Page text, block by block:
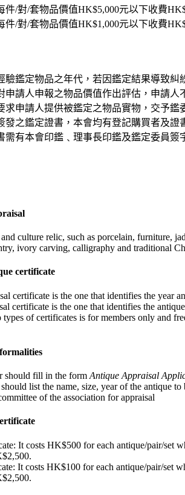
件/對/套物品價值HK$5,000元以下收費
件/對/套物品價值HK$1,000元以下收費
驗鑑定物品之年代，若因鑑定結果導致
申請人申報之物品價值作出評估，申請人
求申請人提供被鑑定之物品實物，交予鑑
發之鑑定證書，本會均有登記購買者及
需有本會印鑑﹑理事長印鑑及鑑定委員
culture relic, such as porcelain, furniture,
ivory carving, calligraphy and traditional
certificate
certificate is the one that identifies the year
certificate is the one that identifies the
types of certificates is for members only and
should fill in the form Antique Appraisal
list the name, size, year of the antique
of the association for appraisal
It costs HK$500 for each antique/pair/set
It costs HK$100 for each antique/pair/set